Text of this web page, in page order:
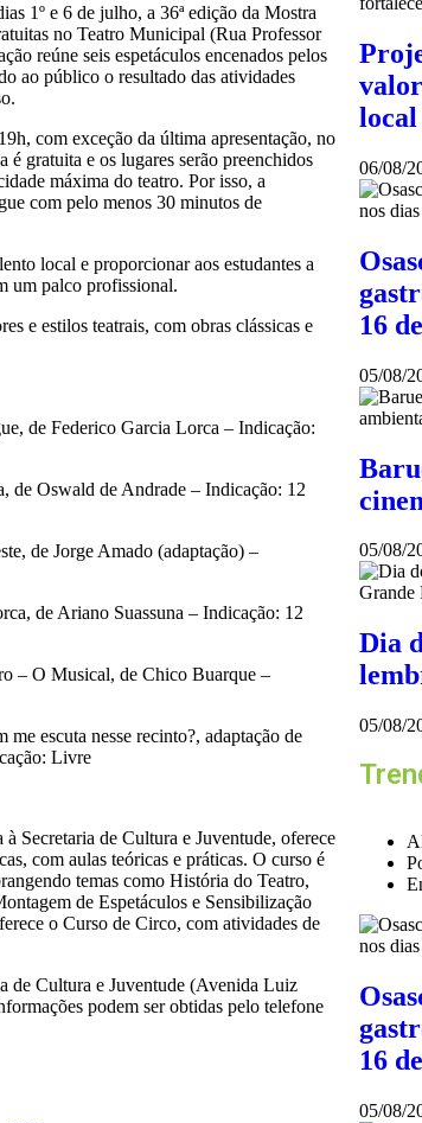
1º e 6 de julho, a 36ª edição da Mostra
no Teatro Municipal (Rua Professor
reúne seis espetáculos encenados pelos
ao público o resultado das atividades
com exceção da última apresentação, no
gratuita e os lugares serão preenchidos
máxima do teatro. Por isso, a
com pelo menos 30 minutos de
local e proporcionar aos estudantes a
um palco profissional.
e estilos teatrais, com obras clássicas e
de Federico Garcia Lorca – Indicação:
de Oswald de Andrade – Indicação: 12
de Jorge Amado (adaptação) –
de Ariano Suassuna – Indicação: 12
– O Musical, de Chico Buarque –
escuta nesse recinto?, adaptação de
Livre
Secretaria de Cultura e Juventude, oferece
com aulas teóricas e práticas. O curso é
temas como História do Teatro,
de Espetáculos e Sensibilização
o Curso de Circo, com atividades de
de Cultura e Juventude (Avenida Luiz
podem ser obtidas pelo telefone
local
06/08/
16
05/08/
05/08/
Dia
05/08/
16
05/08/